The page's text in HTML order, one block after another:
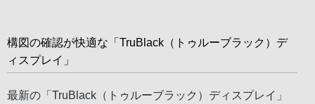
構図の確認が快適な「TruBlack（トゥルーブラック）デ
ィスプレイ」
最新の「TruBlack（トゥルーブラック）ディスプレイ」